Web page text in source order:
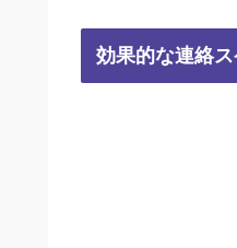
効果的な連絡